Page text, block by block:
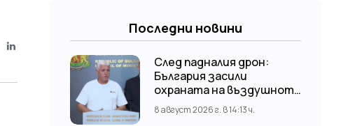
Последни новини
След падналия дрон:
България засили
охраната на въздушното
пространство
8 август 2026 г. в 14:13 ч.